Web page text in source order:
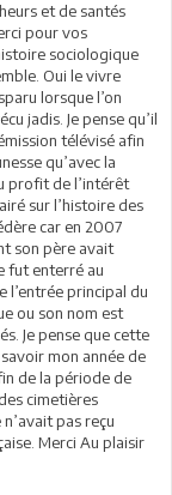
et de santés
pour vos
sociologique
Oui le vivre
lorsque l’on
jadis. Je pense qu’il
télévisé afin
qu’avec la
profit de l’intérêt
sur l’histoire des
car en 2007
son père avait
fut enterré au
l’entrée principal du
ou son nom est
Je pense que cette
mon année de
de la période de
cimetières
pas reçu
Merci Au plaisir